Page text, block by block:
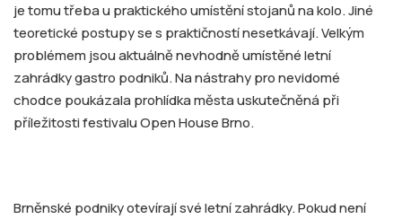
je tomu třeba u praktického umístění stojanů na kolo. Jiné
teoretické postupy se s praktičností nesetkávají. Velkým
problémem jsou aktuálně nevhodně umístěné letní
zahrádky gastro podniků. Na nástrahy pro nevidomé
chodce poukázala prohlídka města uskutečněná při
příležitosti festivalu Open House Brno.
Brněnské podniky otevírají své letní zahrádky. Pokud není